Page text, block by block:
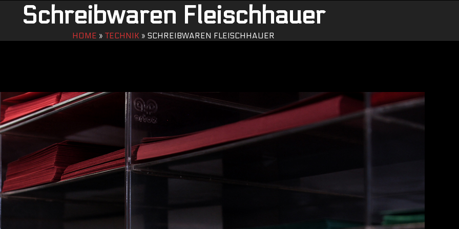
Schreibwaren Fleischhauer
HOME » TECHNIK » SCHREIBWAREN FLEISCHHAUER